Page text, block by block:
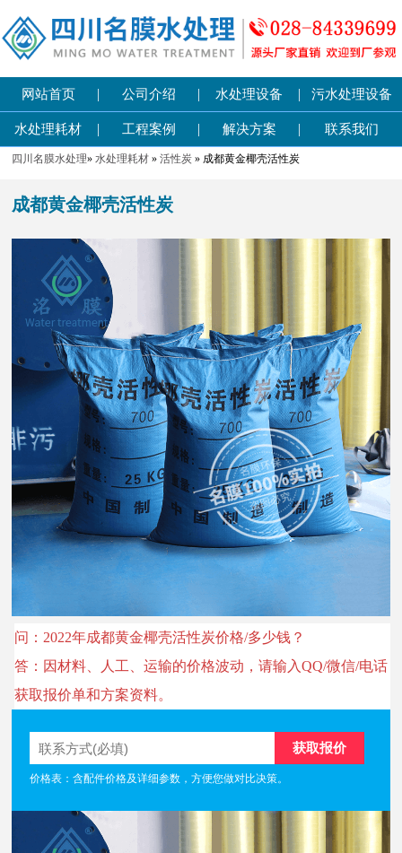
网站首页 | 公司介绍 | 水处理设备 | 污水处理设备
水处理耗材 | 工程案例 | 解决方案 | 联系我们
四川名膜水处理»水处理耗材 »活性炭 » 成都黄金椰壳活性炭
成都黄金椰壳活性炭
问：2022年成都黄金椰壳活性炭价格/多少钱？
答：因材料、人工、运输的价格波动，请输入QQ/微信/电话
获取报价单和方案资料。
价格表：含配件价格及详细参数，方便您做对比决策。